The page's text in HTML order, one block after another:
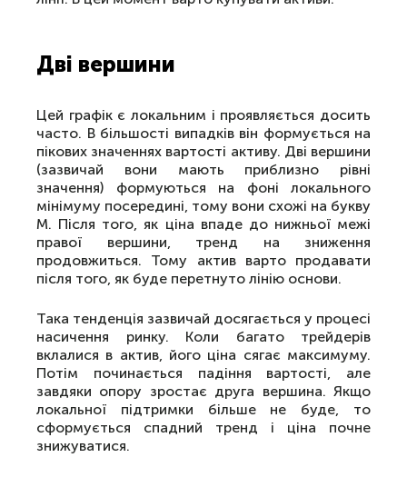
Дві вершини
Цей графік є локальним і проявляється досить
часто. В більшості випадків він формується на
пікових значеннях вартості активу. Дві вершини
(зазвичай вони мають приблизно рівні
значення) формуються на фоні локального
мінімуму посередині, тому вони схожі на букву
М. Після того, як ціна впаде до нижньої межі
правої вершини, тренд на зниження
продовжиться. Тому актив варто продавати
після того, як буде перетнуто лінію основи.
Така тенденція зазвичай досягається у процесі
насичення ринку. Коли багато трейдерів
вклалися в актив, його ціна сягає максимуму.
Потім починається падіння вартості, але
завдяки опору зростає друга вершина. Якщо
локальної підтримки більше не буде, то
сформується спадний тренд і ціна почне
знижуватися.